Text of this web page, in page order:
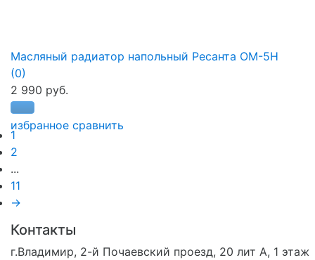
избранное сравнить
Масляный радиатор напольный Ресанта ОМ-5Н
(0)
2 990 руб.
1
2
...
11
→
Контакты
г.Владимир, 2-й Почаевский проезд, 20 лит А, 1 этаж